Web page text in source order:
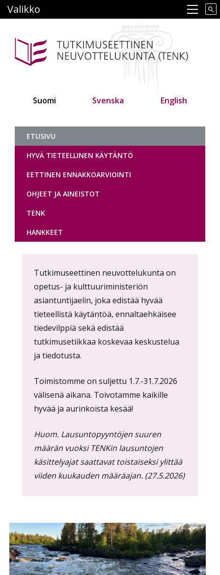
pääsisältöön
Main navigation
Valikko
Suomi Svenska English
Tutkimuseettinen
ETUSIVU
HYVÄ TIETEELLINEN KÄYTÄNTÖ
EETTINEN ENNAKKOARVIOINTI
OHJEET JA AINEISTOT
TENK
HANKKEET
Content
markup
Tutkimuseettinen neuvottelukunta on
opetus- ja kulttuuriministeriön
asiantuntijaelin, joka edistää hyvää
tieteellistä käytäntöä, ennaltaehkäisee
tiedevilppiä sekä edistää
tutkimusetiikkaa koskevaa keskustelua
ja tiedotusta.
Toimistomme on suljettu 1.7.-31.7.2026
välisenä aikana. Toivotamme kaikille
hyvää ja aurinkoista kesää!
Huom. Lausuntopyyntöjen suuren
määrän vuoksi TENKin lausuntojen
käsittelyajat saattavat toistaiseksi ylittää
viiden kuukauden määräajan. (27.5.2026)